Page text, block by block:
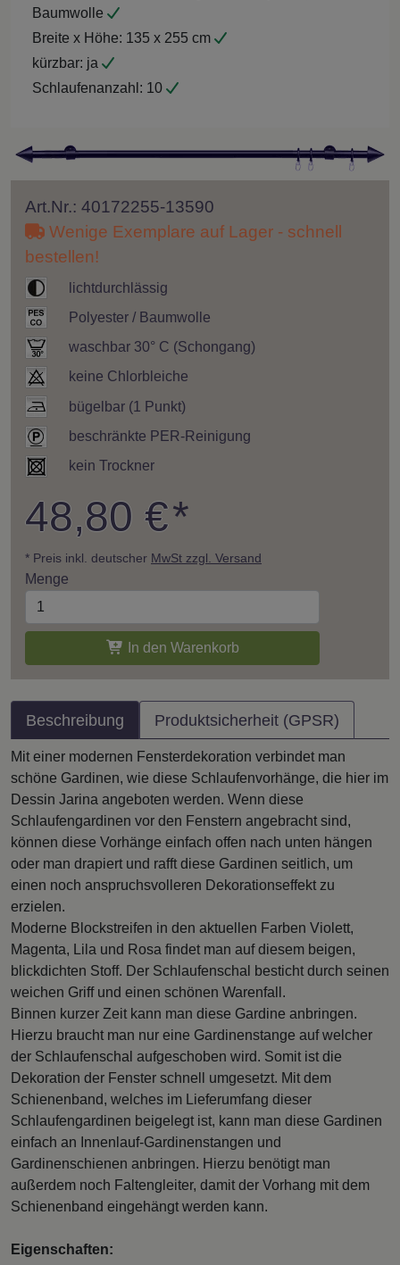
Baumwolle
Breite x Höhe: 135 x 255 cm
kürzbar: ja
Schlaufenanzahl: 10
Art.Nr.: 40172255-13590
Wenige Exemplare auf Lager - schnell
bestellen!
lichtdurchlässig
Polyester / Baumwolle
waschbar 30° C (Schongang)
keine Chlorbleiche
bügelbar (1 Punkt)
beschränkte PER-Reinigung
kein Trockner
48,80 €*
* Preis inkl. deutscher MwSt zzgl. Versand
Menge
In den Warenkorb
Beschreibung Produktsicherheit (GPSR)
Mit einer modernen Fensterdekoration verbindet man
schöne Gardinen, wie diese Schlaufenvorhänge, die hier im
Dessin Jarina angeboten werden. Wenn diese
Schlaufengardinen vor den Fenstern angebracht sind,
können diese Vorhänge einfach offen nach unten hängen
oder man drapiert und rafft diese Gardinen seitlich, um
einen noch anspruchsvolleren Dekorationseffekt zu
erzielen.
Moderne Blockstreifen in den aktuellen Farben Violett,
Magenta, Lila und Rosa findet man auf diesem beigen,
blickdichten Stoff. Der Schlaufenschal besticht durch seinen
weichen Griff und einen schönen Warenfall.
Binnen kurzer Zeit kann man diese Gardine anbringen.
Hierzu braucht man nur eine Gardinenstange auf welcher
der Schlaufenschal aufgeschoben wird. Somit ist die
Dekoration der Fenster schnell umgesetzt. Mit dem
Schienenband, welches im Lieferumfang dieser
Schlaufengardinen beigelegt ist, kann man diese Gardinen
einfach an Innenlauf-Gardinenstangen und
Gardinenschienen anbringen. Hierzu benötigt man
außerdem noch Faltengleiter, damit der Vorhang mit dem
Schienenband eingehängt werden kann.
Eigenschaften: